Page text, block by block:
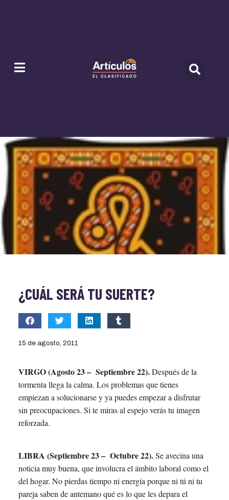
¿CUÁL SERÁ TU SUERTE?
15 de agosto, 2011
VIRGO (Agosto 23 – Septiembre 22).Después de la
tormenta llega la calma. Los problemas que tienes
empiezan a solucionarse y ya puedes empezar a disfrutar
sin preocupaciones. Si te miras al espejo verás tu imagen
reforzada.
LIBRA (Septiembre 23 – Octubre 22).Se avecina una
noticia muy buena, que involucra el ámbito laboral como el
del hogar. No pierdas tiempo ni energía porque ni tú ni tu
pareja saben de antemano qué es lo que les depara el